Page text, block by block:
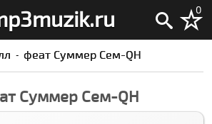
0
феат Суммер Cем-QН
Суммер Cем-QН